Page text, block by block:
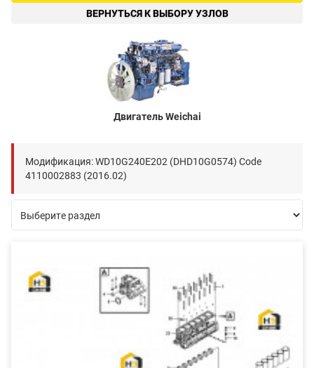
ВЕРНУТЬСЯ К ВЫБОРУ УЗЛОВ
Двигатель Weichai
Модификация: WD10G240E202 (DHD10G0574) Code
4110002883 (2016.02)